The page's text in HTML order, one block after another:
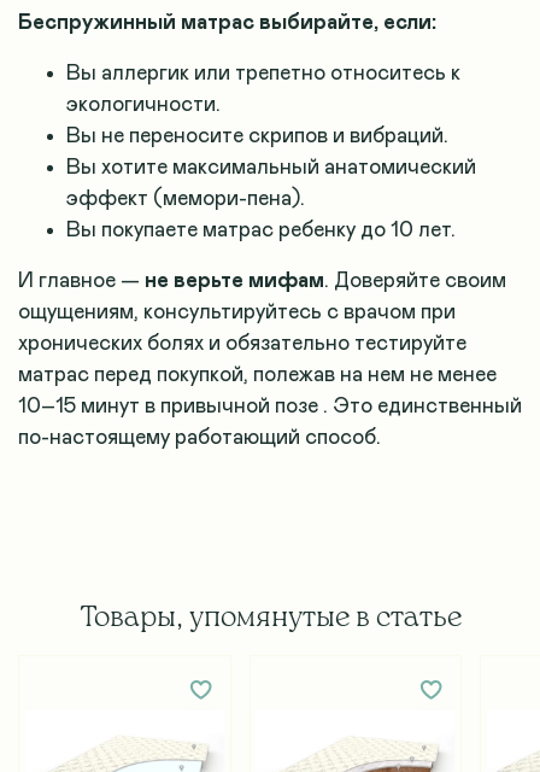
Беспружинный матрас выбирайте, если:
Вы аллергик или трепетно относитесь к
экологичности.
Вы не переносите скрипов и вибраций.
Вы хотите максимальный анатомический
эффект (мемори-пена).
Вы покупаете матрас ребенку до 10 лет.
И главное — не верьте мифам. Доверяйте своим
ощущениям, консультируйтесь с врачом при
хронических болях и обязательно тестируйте
матрас перед покупкой, полежав на нем не менее
10–15 минут в привычной позе . Это единственный
по-настоящему работающий способ.
Товары, упомянутые в статье